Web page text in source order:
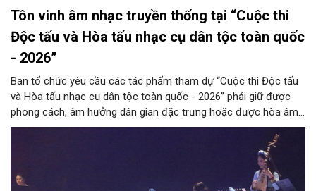
Tôn vinh âm nhạc truyền thống tại “Cuộc thi
Độc tấu và Hòa tấu nhạc cụ dân tộc toàn quốc
- 2026”
Ban tổ chức yêu cầu các tác phẩm tham dự “Cuộc thi Độc tấu
và Hòa tấu nhạc cụ dân tộc toàn quốc - 2026” phải giữ được
phong cách, âm hưởng dân gian đặc trưng hoặc được hòa âm,
phối khí mới trên nền tảng làn điệu âm nhạc truyền thống Việt
Nam, đồng thời phải được trình diễn trực tiếp bằng nhạc cụ dân